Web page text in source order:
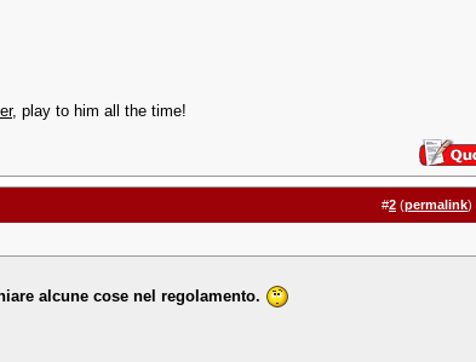
, play to him all the time!
#2 (permalink)
alcune cose nel regolamento.